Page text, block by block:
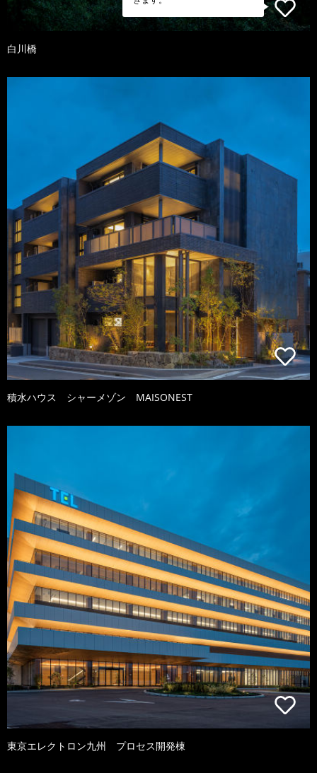
白川橋
積水ハウス シャーメゾン MAISONEST
東京エレクトロン九州 プロセス開発棟